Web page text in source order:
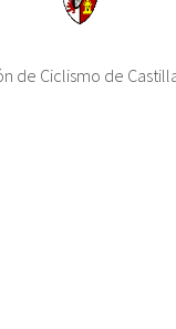
de Ciclismo de